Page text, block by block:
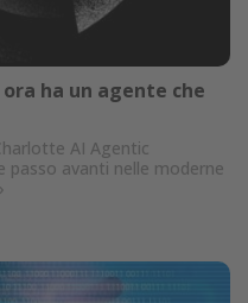
ha un agente che
AI Agentic
avanti nelle moderne